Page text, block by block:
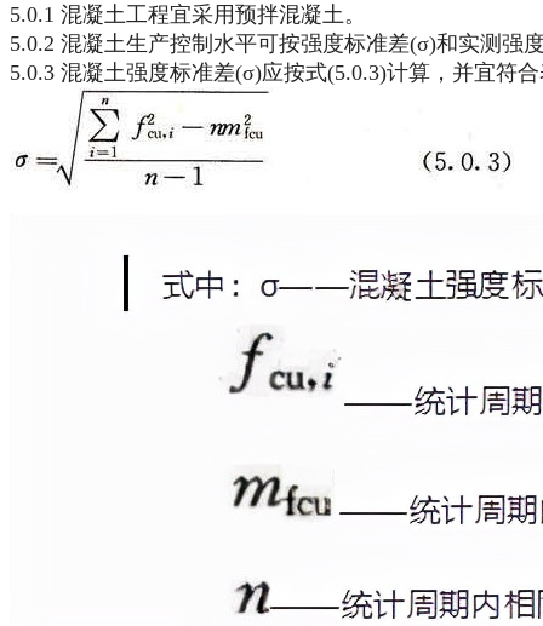
5.0.1 混凝土工程宜采用预拌混凝土。
5.0.2 混凝土生产控制水平可按强度标准差(σ)和实测强
5.0.3 混凝土强度标准差(σ)应按式(5.0.3)计算，并宜符